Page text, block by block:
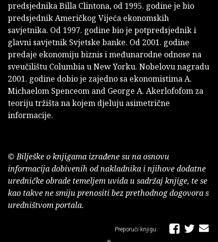
predsjednika Billa Clintona, od 1995. godine je bio
predsjednik Američkog Vijeća ekonomskih
savjetnika. Od 1997. godine bio je potpredsjednik i
glavni savjetnik Svjetske banke. Od 2001. godine
predaje ekonomiju biznis i međunarodne odnose na
sveučilištu Columbia u New Yorku. Nobelovu nagradu
2001. godine dobio je zajedno sa ekonomistima A.
Michaelom Spenceom and George A. Akerlofofom za
teoriju tržišta na kojem djeluju asimetrične
informacije.
© Bilješke o knjigama izrađene su na osnovu
informacija dobivenih od nakladnika i njihove dodatne
uredničke obrade temeljem uvida u sadržaj knjige, te se
kao takve ne smiju prenositi bez prethodnog dogovora s
uredništvom portala.
Preporuči knjigu